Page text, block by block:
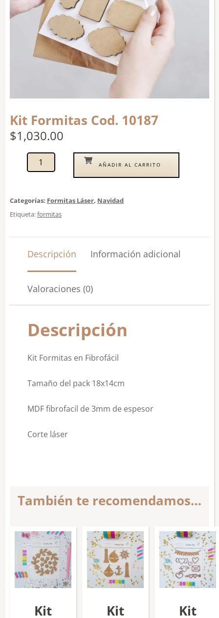
Kit Formitas Cod. 10187
$1,030.00
AÑADIR AL CARRITO
Categorías: Formitas Láser, Navidad
Etiqueta:formitas
Descripción Información adicional
Valoraciones (0)
Descripción
Kit Formitas en Fibrofácil
Tamaño del pack 18x14cm
MDF fibrofacil de 3mm de espesor
Corte láser
También te recomendamos…
Kit
Kit
Kit